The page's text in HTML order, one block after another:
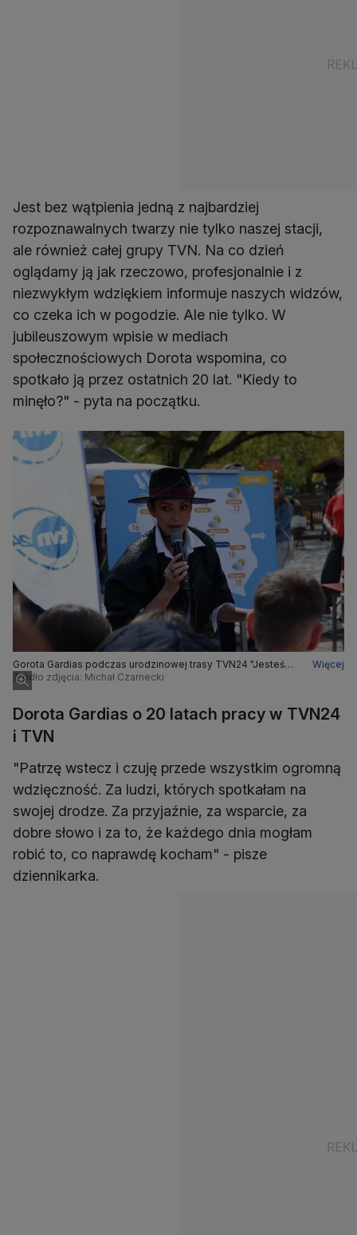
Jest bez wątpienia jedną z najbardziej
rozpoznawalnych twarzy nie tylko naszej stacji,
ale również całej grupy TVN. Na co dzień
oglądamy ją jak rzeczowo, profesjonalnie i z
niezwykłym wdziękiem informuje naszych widzów,
co czeka ich w pogodzie. Ale nie tylko. W
jubileuszowym wpisie w mediach
społecznościowych Dorota wspomina, co
spotkało ją przez ostatnich 20 lat. "Kiedy to
minęło?" - pyta na początku.
Gorota Gardias podczas urodzinowej trasy TVN24 "Jesteśmy
stąd" w Kazimierzu Dolnym
Więcej
Źródło zdjęcia: Michał Czarnecki
Dorota Gardias o 20 latach pracy w TVN24
i TVN
"Patrzę wstecz i czuję przede wszystkim ogromną
wdzięczność. Za ludzi, których spotkałam na
swojej drodze. Za przyjaźnie, za wsparcie, za
dobre słowo i za to, że każdego dnia mogłam
robić to, co naprawdę kocham" - pisze
dziennikarka.